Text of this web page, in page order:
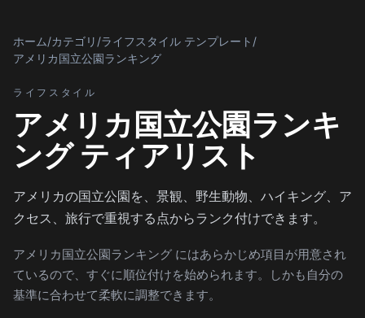
ホーム/カテゴリ /ライフスタイル テンプレート /
アメリカ国立公園ランキング
ライフスタイル
アメリカ国立公園ランキ
ング ティアリスト
アメリカの国立公園を、景観、野生動物、ハイキング、ア
クセス、旅行で重視する点からランク付けできます。
アメリカ国立公園ランキング にはあらかじめ項目が用意され
ているので、すぐに順位付けを始められます。しかも自分の
基準に合わせて柔軟に調整できます。